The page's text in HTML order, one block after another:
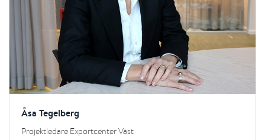
Åsa Tegelberg
Projektledare Exportcenter Väst